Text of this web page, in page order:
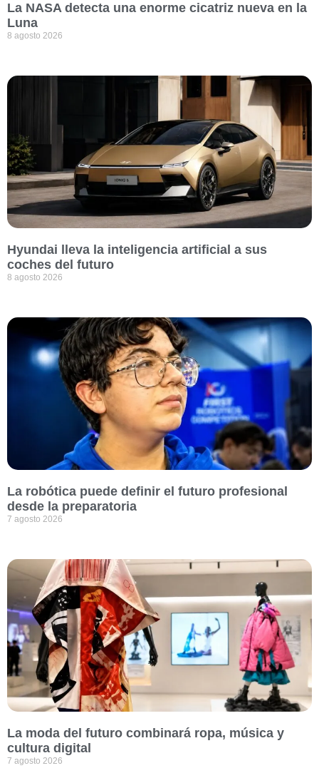
La NASA detecta una enorme cicatriz nueva en la
Luna
8 agosto 2026
Hyundai lleva la inteligencia artificial a sus
coches del futuro
8 agosto 2026
La robótica puede definir el futuro profesional
desde la preparatoria
7 agosto 2026
La moda del futuro combinará ropa, música y
cultura digital
7 agosto 2026